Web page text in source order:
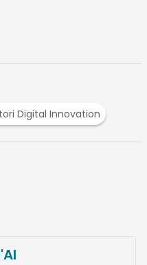
Digital Innovation